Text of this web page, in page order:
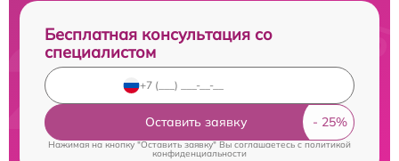
Бесплатная консультация со
специалистом
Оставить заявку
Нажимая на кнопку "Оставить заявку" Вы соглашаетесь cполитикой
конфиденциальности